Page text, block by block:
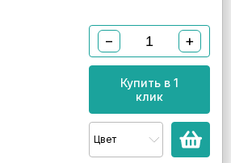
− +
Купить в 1
клик
Цвет